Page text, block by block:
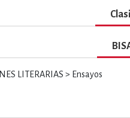
SALUD,
LITERARIAS > Ensayos